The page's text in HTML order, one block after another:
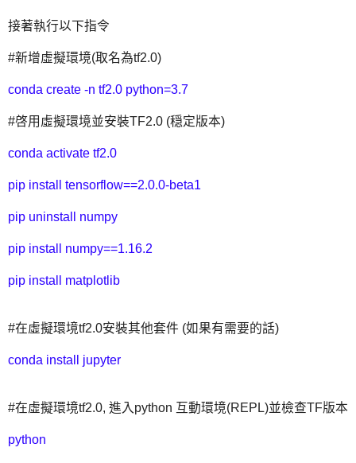
接著執行以下指令
#新增虛擬環境(取名為tf2.0)
conda create -n tf2.0 python=3.7
#啓用虛擬環境並安裝TF2.0 (穏定版本)
conda activate tf2.0
pip install tensorflow==2.0.0-beta1
pip uninstall numpy
pip install numpy==1.16.2
pip install matplotlib
#在虛擬環境tf2.0安裝其他套件 (如果有需要的話)
conda install jupyter
#在虛擬環境tf2.0, 進入python 互動環境(REPL)並檢查TF版本
python